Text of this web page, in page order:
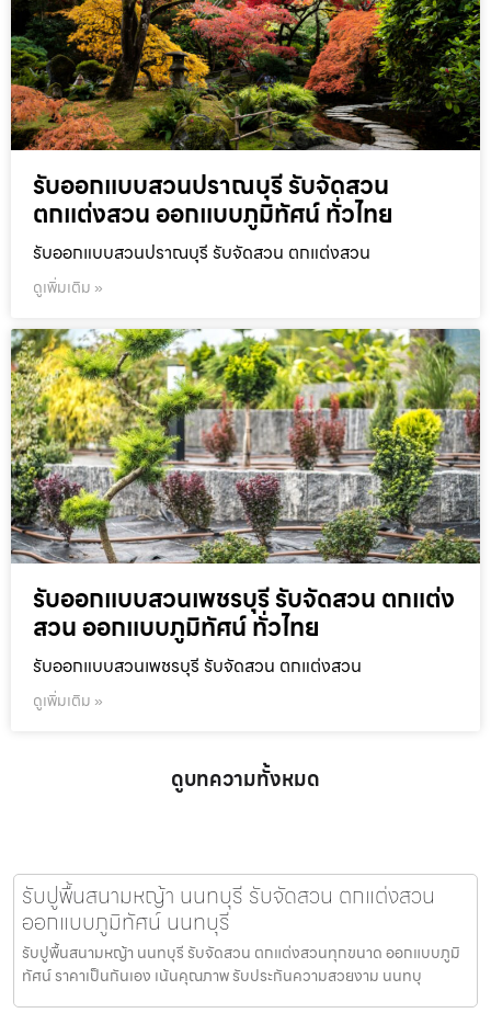
รับออกแบบสวนปราณบุรี รับจัดสวน
ตกแต่งสวน ออกแบบภูมิทัศน์ ทั่วไทย
รับออกแบบสวนปราณบุรี รับจัดสวน ตกแต่งสวน
ดูเพิ่มเติม »
รับออกแบบสวนเพชรบุรี รับจัดสวน ตกแต่ง
สวน ออกแบบภูมิทัศน์ ทั่วไทย
รับออกแบบสวนเพชรบุรี รับจัดสวน ตกแต่งสวน
ดูเพิ่มเติม »
ดูบทความทั้งหมด
รับปูพื้นสนามหญ้า นนทบุรี รับจัดสวน ตกแต่งสวน
ออกแบบภูมิทัศน์ นนทบุรี
รับปูพื้นสนามหญ้า นนทบุรี รับจัดสวน ตกแต่งสวนทุกขนาด ออกแบบภูมิ
ทัศน์ ราคาเป็นกันเอง เน้นคุณภาพ รับประกันความสวยงาม นนทบุ